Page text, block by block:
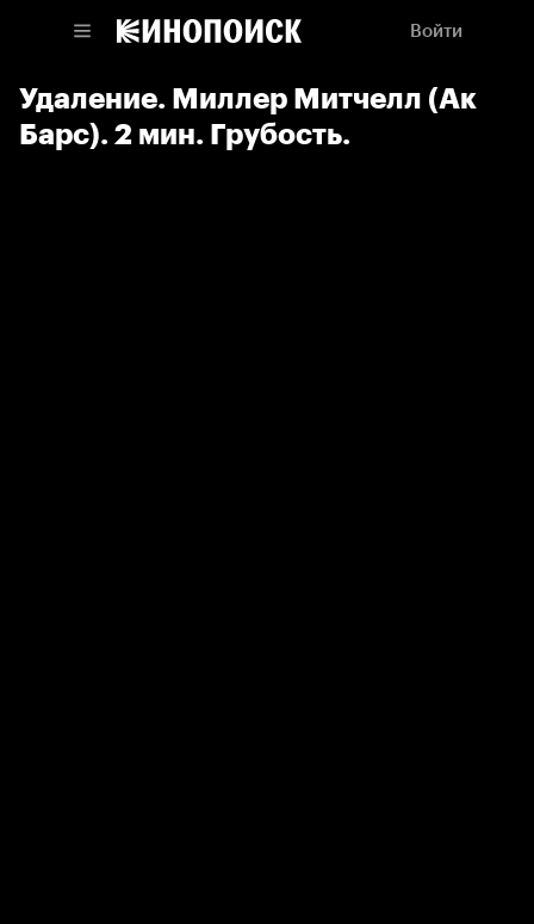
Войти
Удаление. Миллер Митчелл (Ак
Барс). 2 мин. Грубость.